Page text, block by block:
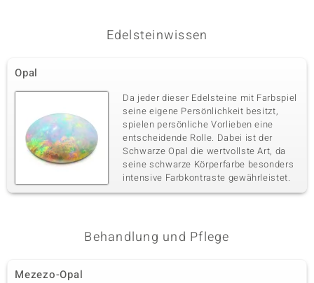
Edelsteinwissen
Opal
Da jeder dieser Edelsteine mit Farbspiel
seine eigene Persönlichkeit besitzt,
spielen persönliche Vorlieben eine
entscheidende Rolle. Dabei ist der
Schwarze Opal die wertvollste Art, da
seine schwarze Körperfarbe besonders
intensive Farbkontraste gewährleistet.
Behandlung und Pflege
Mezezo-Opal